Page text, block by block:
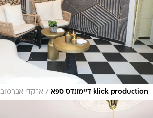
klick production דיימונדס ספא / ארקדי אברמוב